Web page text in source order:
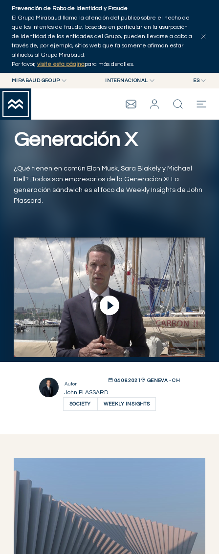
Skip to main content
Prevención de Robo de Identidad y Fraude
El Grupo Mirabaud llama la atención del público sobre el hecho de
que los intentos de fraude, basados en particular en la usurpación
de identidad de las entidades del Grupo, pueden llevarse a cabo a
través de, por ejemplo, sitios web que falsamente afirman estar
afiliados al Grupo Mirabaud.
Por favor, visite esta páginapara más detalles.
MIRABAUD GROUP
MIRABAUD ASSET MANAGEMENT
MIRABAUD INVESTMENTS
INTERNACIONAL ES
FR
DE
GRUPO MIRABAUD
THE VIEW
SERVICIOS
Inicio
Generación X
¿Qué tienen en común Elon Musk, Sara Blakely y Michael
Dell? ¡Todos son empresarios de la Generación X! La
generación sándwich es el foco de Weekly Insights de John
Plassard.
Ver vídeo
Autor
John PLASSARD
04.06.2021 GENEVA - CH
SOCIETY WEEKLY INSIGHTS